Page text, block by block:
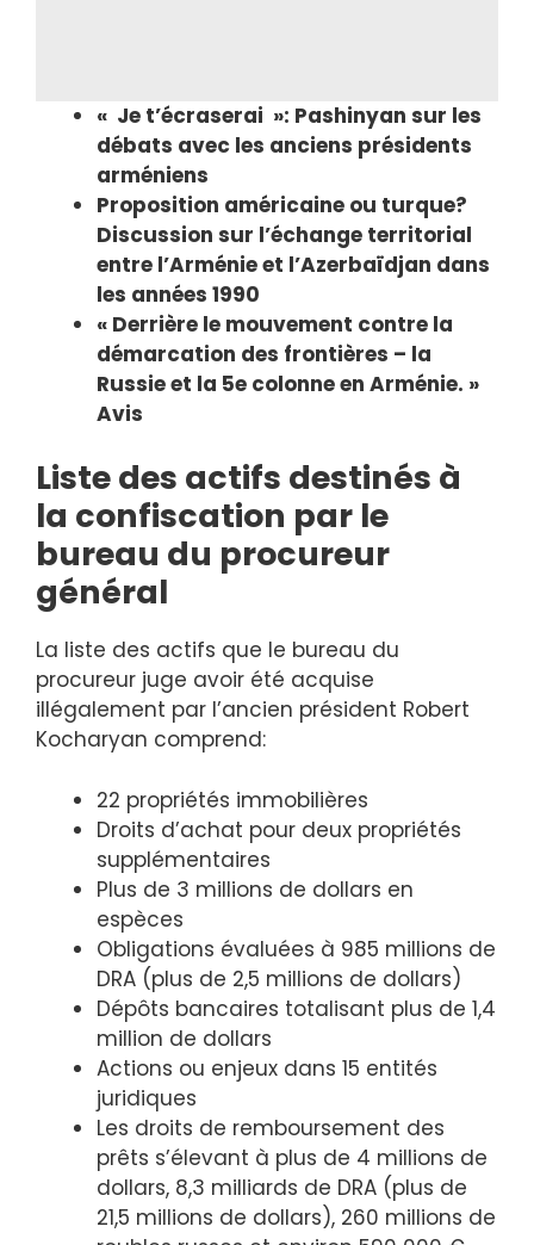
« Je t’écraserai »: Pashinyan sur les
débats avec les anciens présidents
arméniens
Proposition américaine ou turque?
Discussion sur l’échange territorial
entre l’Arménie et l’Azerbaïdjan dans
les années 1990
« Derrière le mouvement contre la
démarcation des frontières – la
Russie et la 5e colonne en Arménie. »
Avis
Liste des actifs destinés à
la confiscation par le
bureau du procureur
général
La liste des actifs que le bureau du
procureur juge avoir été acquise
illégalement par l’ancien président Robert
Kocharyan comprend:
22 propriétés immobilières
Droits d’achat pour deux propriétés
supplémentaires
Plus de 3 millions de dollars en
espèces
Obligations évaluées à 985 millions de
DRA (plus de 2,5 millions de dollars)
Dépôts bancaires totalisant plus de 1,4
million de dollars
Actions ou enjeux dans 15 entités
juridiques
Les droits de remboursement des
prêts s’élevant à plus de 4 millions de
dollars, 8,3 milliards de DRA (plus de
21,5 millions de dollars), 260 millions de